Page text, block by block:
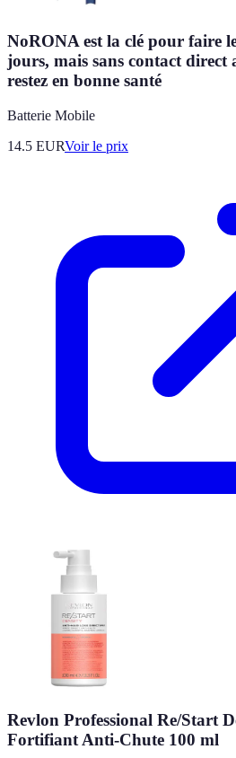
NoRONA est la clé pour faire
jours, mais sans contact direct
restez en bonne santé
Batterie Mobile
14.5 EURVoir le prix
Revlon Professional Re/Start
Fortifiant Anti-Chute 100 ml